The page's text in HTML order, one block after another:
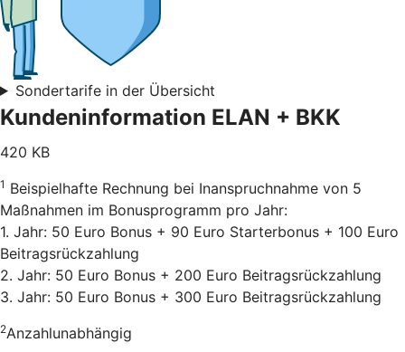
Sondertarife in der Übersicht
Kundeninformation ELAN + BKK
420 KB
1 Beispielhafte Rechnung bei Inanspruchnahme von 5
Maßnahmen im Bonusprogramm pro Jahr:
1. Jahr: 50 Euro Bonus + 90 Euro Starterbonus + 100 Euro
Beitragsrückzahlung
2. Jahr: 50 Euro Bonus + 200 Euro Beitragsrückzahlung
3. Jahr: 50 Euro Bonus + 300 Euro Beitragsrückzahlung
2Anzahlunabhängig